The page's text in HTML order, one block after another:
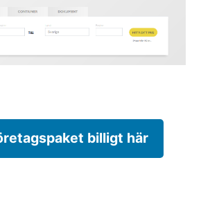
billigt här